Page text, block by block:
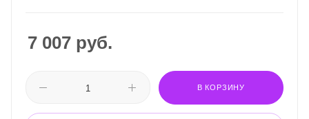
7 007 руб.
В КОРЗИНУ